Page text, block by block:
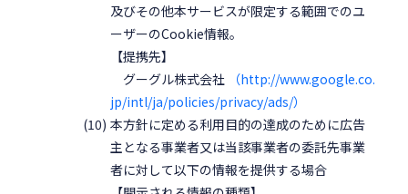
及びその他本サービスが限定する範囲でのユ
ーザーのCookie情報。
【提携先】
グーグル株式会社
（http://www.google.co.
jp/intl/ja/policies/privacy/ads/）
本方針に定める利用目的の達成のために広告
主となる事業者又は当該事業者の委託先事業
者に対して以下の情報を提供する場合